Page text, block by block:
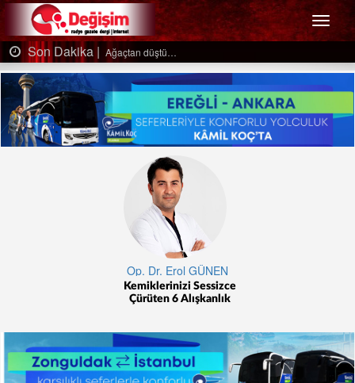
Menü
Son Dakika | Ağaçtan düştü…
Op. Dr. Erol GÜNEN
Kemiklerinizi Sessizce
Çürüten 6 Alışkanlık